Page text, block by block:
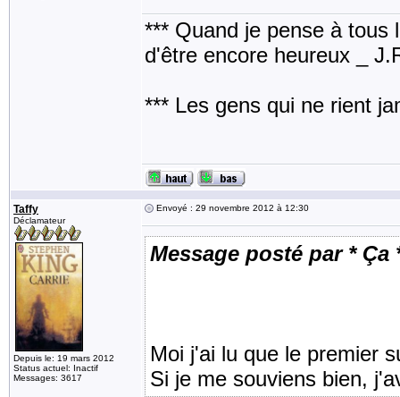
*** Quand je pense à tous
d'être encore heureux _
*** Les gens qui ne rient
Taffy
Déclamateur
Depuis le: 19 mars 2012
Status actuel: Inactif
Messages: 3617
Envoyé : 29 novembre 2012 à 12:30
Message posté par * Ça
Moi j'ai lu que le premier
Si je me souviens bien,